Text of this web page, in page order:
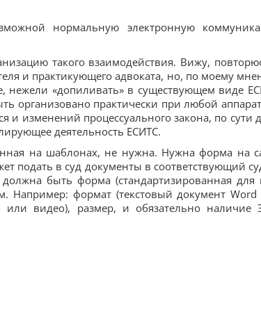
нормальную электронную
такого взаимодействия. Вижу,
и практикующего адвоката, но, по моему
нежели «допиливать» в существующем виде
организовано практически при любой
и изменений процессуального закона, по сути
деятельность ЕСИТС.
на шаблонах, не нужна. Нужна форма на
подать в суд документы в соответствующий
быть форма (стандартизированная для
Например: формат (текстовый документ
видео), размер, и обязательно наличие